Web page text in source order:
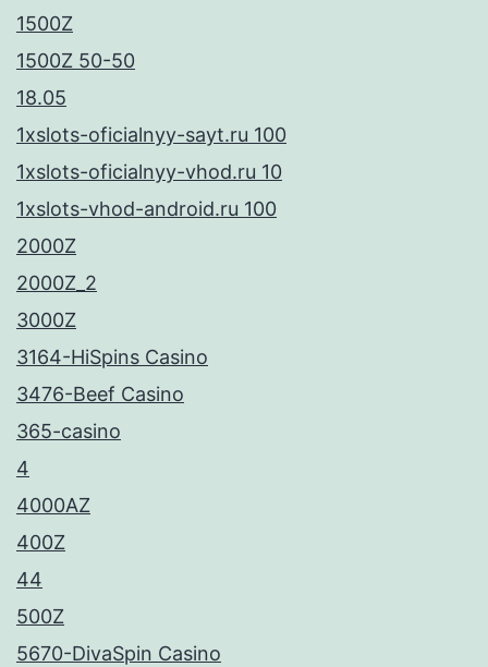
1500Z
1500Z 50-50
18.05
1xslots-oficialnyy-sayt.ru 100
1xslots-oficialnyy-vhod.ru 10
1xslots-vhod-android.ru 100
2000Z
2000Z_2
3000Z
3164-HiSpins Casino
3476-Beef Casino
365-casino
4
4000AZ
400Z
44
500Z
5670-DivaSpin Casino